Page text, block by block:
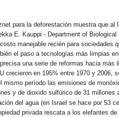
para la deforestación muestra que
E. Kauppi - Department of
manejable recién para
el paso a tecnologías más limpias
una serie de reformas hacia
crecieron en 195% entre 1970 y
mismo período las emisiones de
y de dioxido sulfúrico de 31
del agua (en Israel se hace por 53
privada rescata a los elefantes